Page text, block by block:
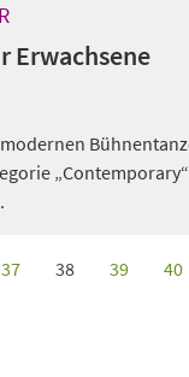
Erwachsene
37 38 39 40